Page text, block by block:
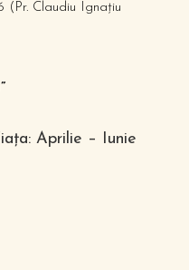
(Pr. Claudiu Ignațiu
Aprilie – Iunie